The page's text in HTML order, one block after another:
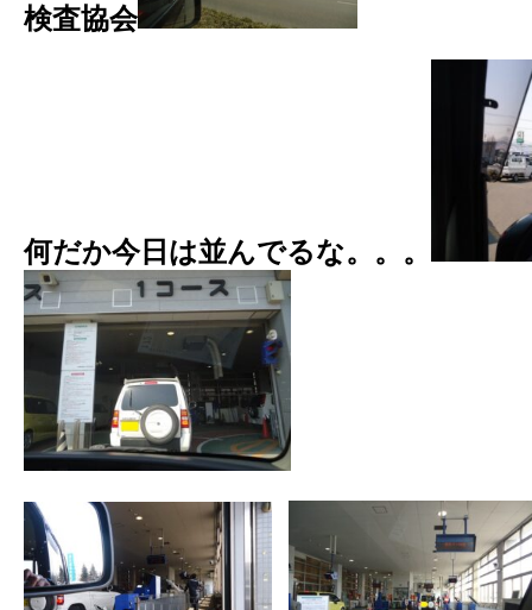
検査協会
何だか今日は並んでるな。。。